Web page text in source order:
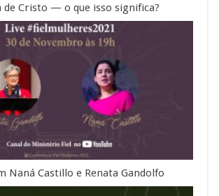
de Cristo — o que isso significa?
Naná Castillo e Renata Gandolfo